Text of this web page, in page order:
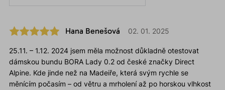
Hana Benešová 02. 01. 2025
25.11. – 1.12. 2024 jsem měla možnost důkladně otestovat
dámskou bundu BORA Lady 0.2 od české značky Direct
Alpine. Kde jinde než na Madeiře, která svým rychle se
měnícím počasím – od větru a mrholení až po horskou vlhkost